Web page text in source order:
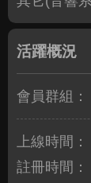
活躍概況
會員群組：
上線時間：
註冊時間：